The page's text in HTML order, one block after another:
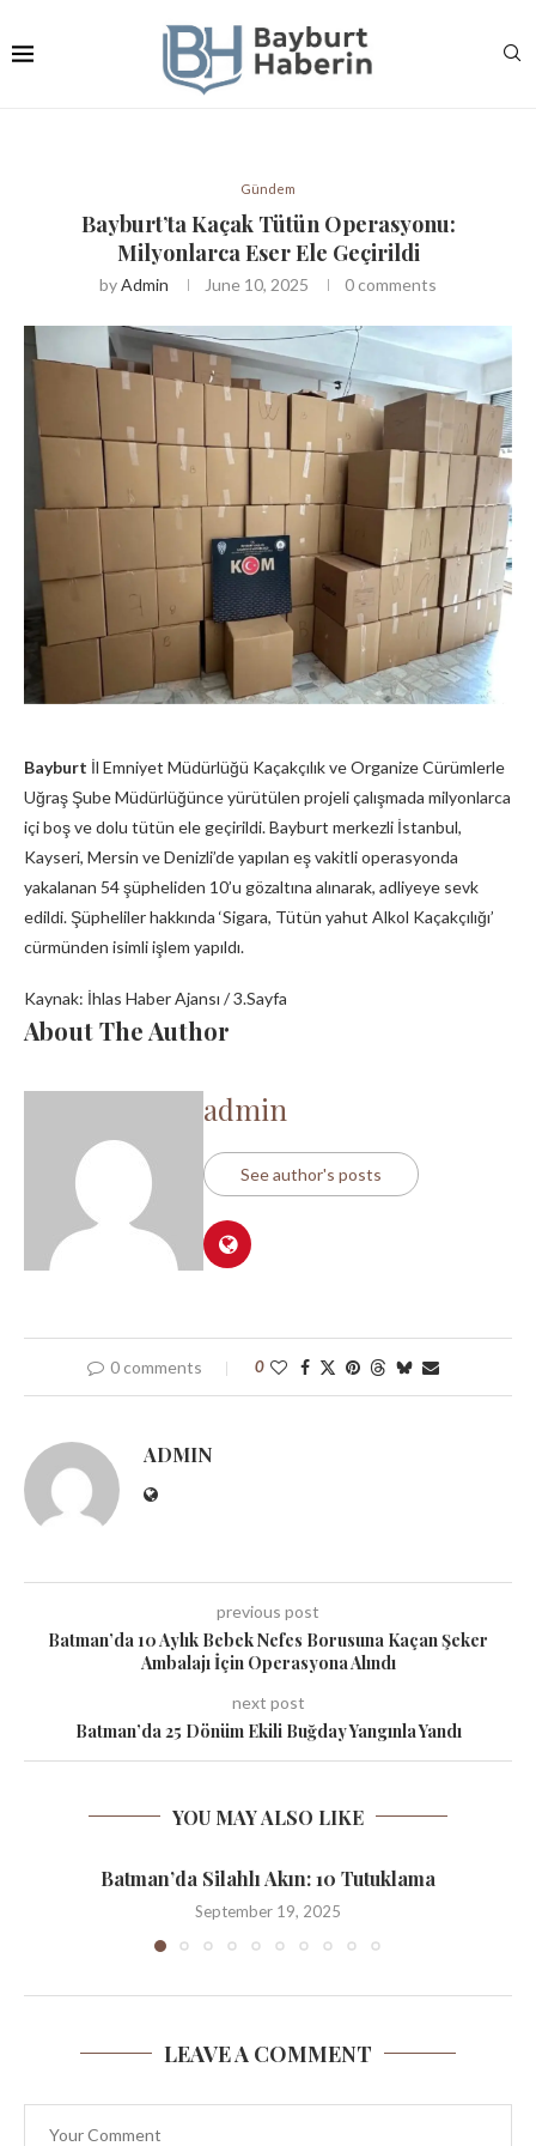
Gündem
Bayburt’ta Kaçak Tütün Operasyonu:
Milyonlarca Eser Ele Geçirildi
byAdmin June 10, 2025 0 comments
Bayburt İl Emniyet Müdürlüğü Kaçakçılık ve Organize Cürümlerle
Uğraş Şube Müdürlüğünce yürütülen projeli çalışmada milyonlarca
içi boş ve dolu tütün ele geçirildi. Bayburt merkezli İstanbul,
Kayseri, Mersin ve Denizli’de yapılan eş vakitli operasyonda
yakalanan 54 şüpheliden 10’u gözaltına alınarak, adliyeye sevk
edildi. Şüpheliler hakkında ‘Sigara, Tütün yahut Alkol Kaçakçılığı’
cürmünden isimli işlem yapıldı.
Kaynak: İhlas Haber Ajansı / 3.Sayfa
About The Author
admin
See author's posts
0 comments 0
ADMIN
previous post
Batman’da 10 Aylık Bebek Nefes Borusuna Kaçan Şeker
Ambalajı İçin Operasyona Alındı
next post
Batman’da 25 Dönüm Ekili Buğday Yangınla Yandı
YOU MAY ALSO LIKE
Batman’da Silahlı Akın: 10 Tutuklama
September 19, 2025
LEAVE A COMMENT